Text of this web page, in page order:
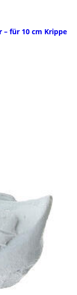
– für 10 cm Krippe